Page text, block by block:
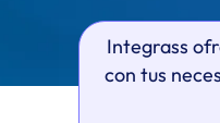
Integrass
con tus